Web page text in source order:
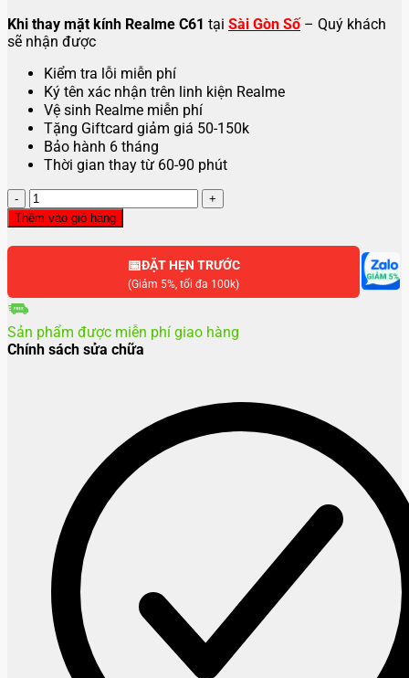
Khi thay mặt kính Realme C61 tại Sài Gòn Số– Quý khách
sẽ nhận được
Kiểm tra lỗi miễn phí
Ký tên xác nhận trên linh kiện Realme
Vệ sinh Realme miễn phí
Tặng Giftcard giảm giá 50-150k
Bảo hành 6 tháng
Thời gian thay từ 60-90 phút
Thay
mặt
kính
Realme
lượng
Thêm vào giỏ hàng
📅ĐẶT HẸN TRƯỚC
(Giảm 5%, tối đa 100k)
Sản phẩm được miễn phí giao hàng
Chính sách sửa chữa